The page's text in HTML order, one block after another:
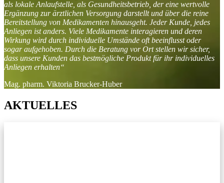
als lokale Anlaufstelle, als Gesundheitsbetrieb, der eine wertvolle
Ergänzung zur ärztlichen Versorgung darstellt und über die reine
Bereitstellung von Medikamenten hinausgeht. Jeder Kunde, jedes
Anliegen ist anders. Viele Medikamente interagieren und deren
Wirkung wird durch individuelle Umstände oft beeinflusst oder
sogar aufgehoben. Durch die Beratung vor Ort stellen wir sicher,
dass unsere Kunden das bestmögliche Produkt für ihr individuelles
Anliegen erhalten“
Mag. pharm. Viktoria Brucker-Huber
AKTUELLES